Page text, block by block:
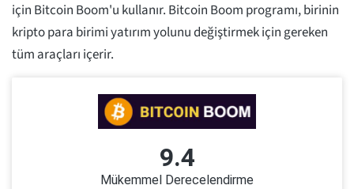
için Bitcoin Boom'u kullanır. Bitcoin Boom programı, birinin
kripto para birimi yatırım yolunu değiştirmek için gereken
tüm araçları içerir.
9.4
Mükemmel Derecelendirme